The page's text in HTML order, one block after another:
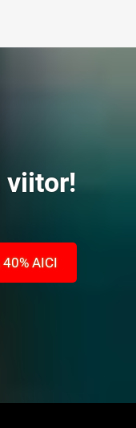
viitor!
AICI